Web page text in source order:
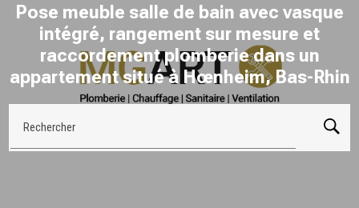
Pose meuble salle de bain avec vasque
intégré, rangement sur mesure et
raccordement plomberie dans un
appartement situé à Hœnheim, Bas-Rhin
Rechercher